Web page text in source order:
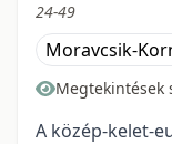
24-49
Moravcsik-
Megtekintések
A közép-kelet-